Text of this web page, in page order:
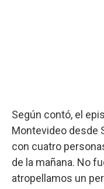
Según contó, el
Montevideo desde
con cuatro
de la mañana. No
atropellamos un